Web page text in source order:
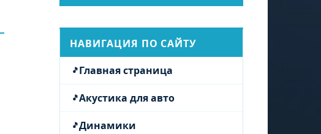
НАВИГАЦИЯ ПО САЙТУ
Главная страница
Акустика для авто
Динамики